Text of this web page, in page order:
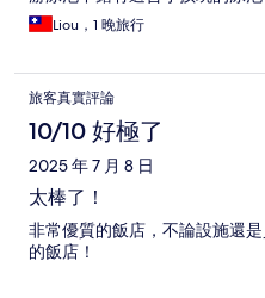
Liou，1 晚旅行
旅客真實評論
10/10 好極了
2025 年 7 月 8 日
太棒了！
非常優質的飯店，不論設施還
的飯店！